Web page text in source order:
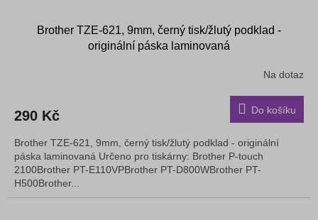
Brother TZE-621, 9mm, černý tisk/žlutý podklad -
originální páska laminovaná
Na dotaz
290 Kč Do košíku
Brother TZE-621, 9mm, černý tisk/žlutý podklad - originální
páska laminovaná Určeno pro tiskárny: Brother P-touch
2100Brother PT-E110VPBrother PT-D800WBrother PT-
H500Brother...